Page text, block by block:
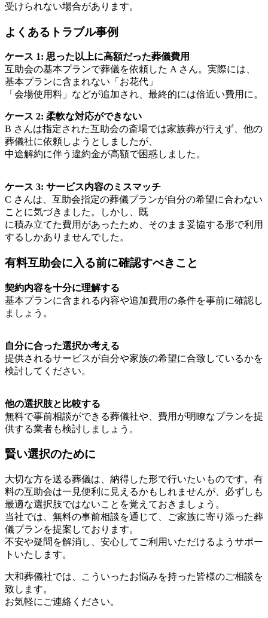
受けられない場合があります。
よくあるトラブル事例
ケース 1: 思った以上に高額だった葬儀費用
互助会の基本プランで葬儀を依頼した A さん。実際には、
基本プランに含まれない「お花代」
「会場使用料」などが追加され、最終的には倍近い費用に。
ケース 2: 柔軟な対応ができない
B さんは指定された互助会の斎場では家族葬が行えず、他の
葬儀社に依頼しようとしましたが、
中途解約に伴う違約金が高額で困惑しました。
ケース 3: サービス内容のミスマッチ
C さんは、互助会指定の葬儀プランが自分の希望に合わない
ことに気づきました。しかし、既
に積み立てた費用があったため、そのまま妥協する形で利用
するしかありませんでした。
有料互助会に入る前に確認すべきこと
契約内容を十分に理解する
基本プランに含まれる内容や追加費用の条件を事前に確認し
ましょう。
自分に合った選択か考える
提供されるサービスが自分や家族の希望に合致しているかを
検討してください。
他の選択肢と比較する
無料で事前相談ができる葬儀社や、費用が明瞭なプランを提
供する業者も検討しましょう。
賢い選択のために
大切な方を送る葬儀は、納得した形で行いたいものです。有
料の互助会は一見便利に見えるかもしれませんが、必ずしも
最適な選択肢ではないことを覚えておきましょう。
当社では、無料の事前相談を通じて、ご家族に寄り添った葬
儀プランを提案しております。
不安や疑問を解消し、安心してご利用いただけるようサポー
トいたします。
大和葬儀社では、こういったお悩みを持った皆様のご相談を
致します。
お気軽にご連絡ください。